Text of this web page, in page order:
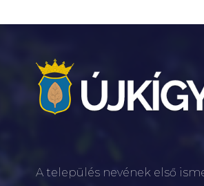
A település nevének első